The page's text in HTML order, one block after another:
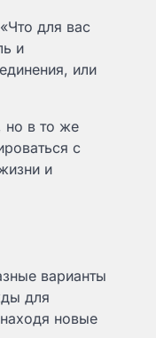
для вас
и
или
но в то же
с
и
варианты
для
новые